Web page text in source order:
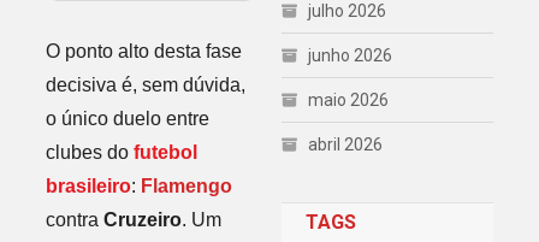
O ponto alto desta fase
decisiva é, sem dúvida,
o único duelo entre
clubes do futebol
brasileiro: Flamengo
contra Cruzeiro. Um
julho 2026
junho 2026
maio 2026
abril 2026
TAGS